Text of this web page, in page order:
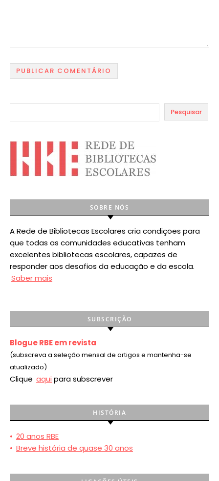
Pesquisar
SOBRE NÓS
A Rede de Bibliotecas Escolares cria condições para
que todas as comunidades educativas tenham
excelentes bibliotecas escolares, capazes de
responder aos desafios da educação e da escola.
Saber mais
SUBSCRIÇÃO
Blogue RBE em revista
(subscreva a seleção mensal de artigos e mantenha-se
atualizado)
Clique aqui para subscrever
HISTÓRIA
• 20 anos RBE
• Breve história de quase 30 anos